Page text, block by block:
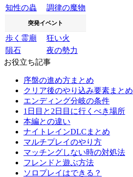
知性の蟲
調律の魔物
突発イベント
歩く霊廟
狂い火
隕石
夜の勢力
お役立ち記事
序盤の進め方まとめ
クリア後のやり込み要素まとめ
エンディング分岐の条件
1日目と2日目に行くべき場所
本編との違い
ナイトレインDLCまとめ
マルチプレイのやり方
マッチングしない時の対処法
フレンドと遊ぶ方法
ソロプレイはできる？